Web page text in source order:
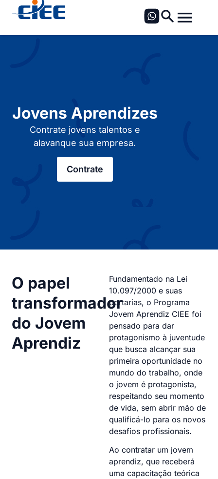
Jovens Aprendizes
Contrate jovens talentos e
alavanque sua empresa.
Contrate
O papel
transformador
do Jovem
Aprendiz
Fundamentado na Lei
10.097/2000 e suas
portarias, o Programa
Jovem Aprendiz CIEE foi
pensado para dar
protagonismo à juventude
que busca alcançar sua
primeira oportunidade no
mundo do trabalho, onde
o jovem é protagonista,
respeitando seu momento
de vida, sem abrir mão de
qualificá-lo para os novos
desafios profissionais.
Ao contratar um jovem
aprendiz, que receberá
uma capacitação teórica